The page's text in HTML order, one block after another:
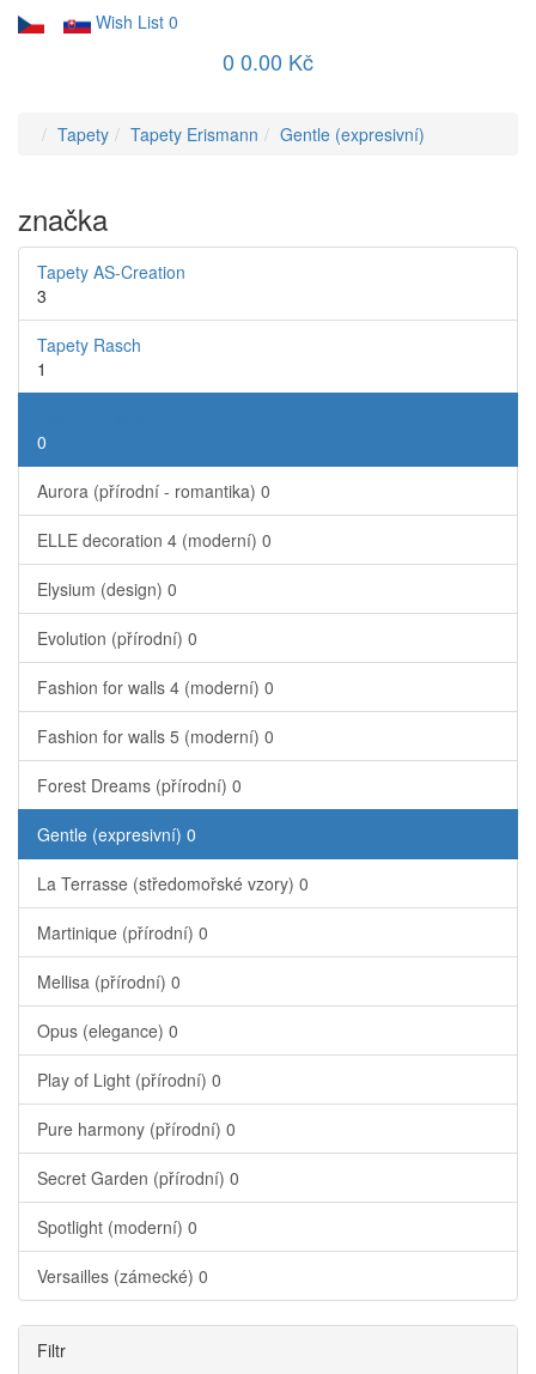
Wish List 0
0 0.00 Kč
Tapety Tapety Erismann Gentle (expresivní)
značka
Tapety AS-Creation
3
Tapety Rasch
1
0
Aurora (přírodní - romantika) 0
ELLE decoration 4 (moderní) 0
Elysium (design) 0
Evolution (přírodní) 0
Fashion for walls 4 (moderní) 0
Fashion for walls 5 (moderní) 0
Forest Dreams (přírodní) 0
Gentle (expresivní) 0
La Terrasse (středomořské vzory) 0
Martinique (přírodní) 0
Mellisa (přírodní) 0
Opus (elegance) 0
Play of Light (přírodní) 0
Pure harmony (přírodní) 0
Secret Garden (přírodní) 0
Spotlight (moderní) 0
Versailles (zámecké) 0
Filtr